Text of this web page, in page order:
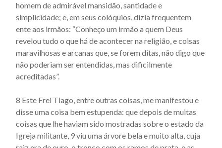
Actus beati Francisci et sociorum eius - Capítulo 4
Actus beati Francisci et sociorum eius - Capítulo 40
Actus beati Francisci et sociorum eius - Capítulo 41
Actus beati Francisci et sociorum eius - Capítulo 42
Actus beati Francisci et sociorum eius - Capítulo 43
Actus beati Francisci et sociorum eius - Capítulo 45
Actus beati Francisci et sociorum eius - Capítulo 46
Actus beati Francisci et sociorum eius - Capítulo 47
homem de admirável mansidão, santidade e
simplicidade; e, em seus colóquios, dizia frequentem
ente aos ir­mãos: “Conheço um irmão a quem Deus
revelou tudo o que há de acontecer na religião, e coisas
maravilhosas e arcanas que, se fo­rem ditas, não digo que
não poderiam ser entendidas, mas dificilmen­te
acreditadas”.
8 Este Frei Tiago, entre outras coisas, me manifestou e
disse uma coisa bem estupenda: que depois de muitas
coisas que lhe haviam sido mostradas sobre o estado da
Igreja militante, 9 viu uma árvore bela e muito alta, cuja